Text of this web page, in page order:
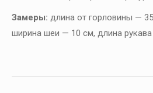
Замеры: длина от горловины —
ширина шеи — 10 см, длина